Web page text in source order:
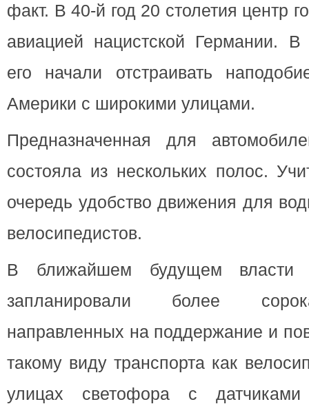
факт. В 40-й год 20 столетия центр
авиацией нацистской Германии. В
его начали отстраивать
Америки с широкими улицами.
Предназначенная для
состояла из нескольких полос.
очередь удобство движения для
велосипедистов.
В ближайшем будущем власти
запланировали более
направленных на поддержание и
такому виду транспорта как
улицах светофора с